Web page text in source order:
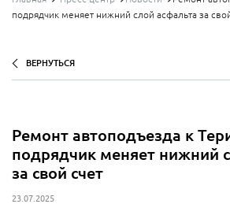
подрядчик меняет нижний слой асфальта за
ВЕРНУТЬСЯ
Ремонт автоподъезда к
подрядчик меняет нижний
за свой счет
23.07.2025